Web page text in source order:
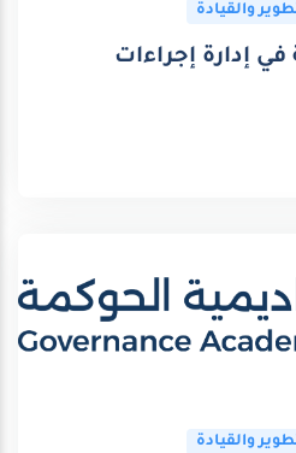
والقيادة
إدارة إجراءات
والقيادة